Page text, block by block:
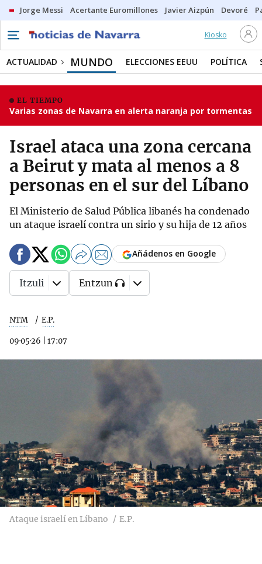
Jorge Messi Acertante Euromillones Javier Aizpún Devoré
Kiosko
ACTUALIDAD MUNDO ELECCIONES EEUU POLÍTICA
EL TIEMPO
Varias zonas de Navarra en alerta naranja por tormentas
Israel ataca una zona cercana
a Beirut y mata al menos a 8
personas en el sur del Líbano
El Ministerio de Salud Pública libanés ha condenado
un ataque israelí contra un sirio y su hija de 12 años
NTM E.P.
09·05·26 17:07
Añádenos en Google
Itzuli Entzun
Ataque israelí en Líbano E.P.